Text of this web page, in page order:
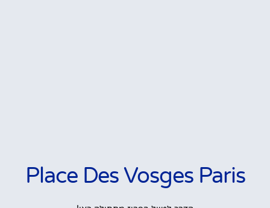
Place Des Vosges Paris